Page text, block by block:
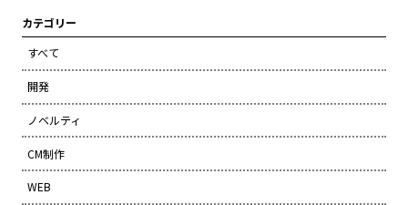
カテゴリー
すべて
開発
ノベルティ
CM制作
WEB